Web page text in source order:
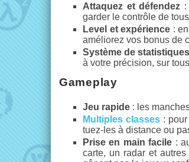
Attaquez et défendez
garder le contrôle de
Level et expérience :
améliorez vos bonus de
Système de statistiques
à votre précision, sur
Gameplay
Jeu rapide : les
Multiples classes :
tuez-les à distance ou
Prise en main facile :
carte, un radar et